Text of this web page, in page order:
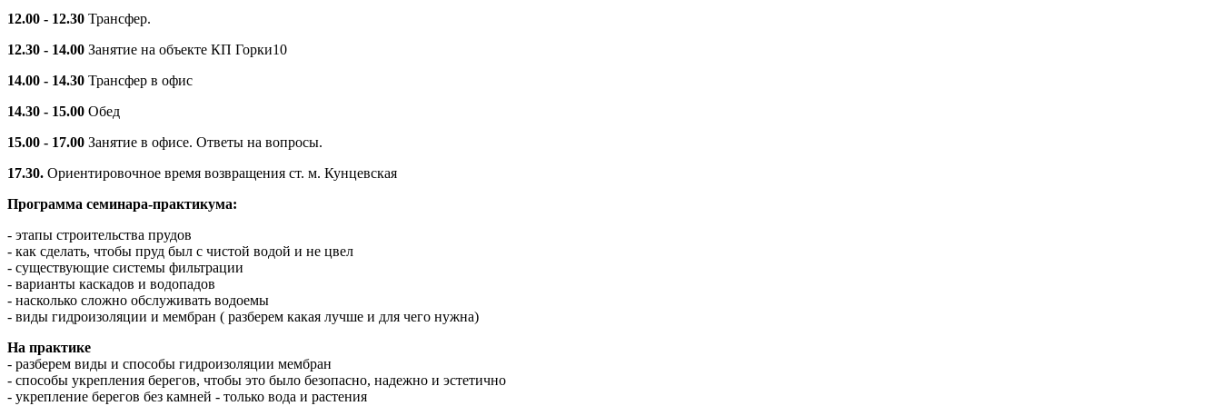
12.00 - 12.30 Трансфер.
12.30 - 14.00 Занятие на объекте КП Горки10
14.00 - 14.30 Трансфер в офис
14.30 - 15.00 Обед
15.00 - 17.00 Занятие в офисе. Ответы на вопросы.
17.30. Ориентировочное время возвращения ст. м. Кунцевская
Программа семинара-практикума:
- этапы строительства прудов
- как сделать, чтобы пруд был с чистой водой и не цвел
- существующие системы фильтрации
- варианты каскадов и водопадов
- насколько сложно обслуживать водоемы
- виды гидроизоляции и мембран ( разберем какая лучше и для чего нужна)
На практике
- разберем виды и способы гидроизоляции мембран
- способы укрепления берегов, чтобы это было безопасно, надежно и эстетично
- укрепление берегов без камней - только вода и растения